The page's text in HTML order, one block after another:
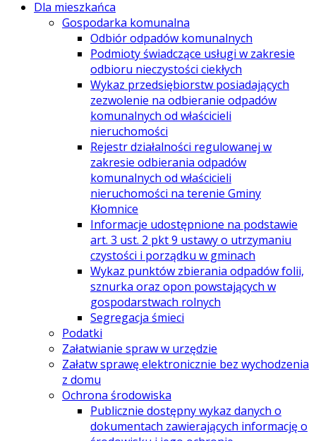
Dla mieszkańca
Gospodarka komunalna
Odbiór odpadów komunalnych
Podmioty świadczące usługi w zakresie
odbioru nieczystości ciekłych
Wykaz przedsiębiorstw posiadających
zezwolenie na odbieranie odpadów
komunalnych od właścicieli
nieruchomości
Rejestr działalności regulowanej w
zakresie odbierania odpadów
komunalnych od właścicieli
nieruchomości na terenie Gminy
Kłomnice
Informacje udostępnione na podstawie
art. 3 ust. 2 pkt 9 ustawy o utrzymaniu
czystości i porządku w gminach
Wykaz punktów zbierania odpadów folii,
sznurka oraz opon powstających w
gospodarstwach rolnych
Segregacja śmieci
Podatki
Załatwianie spraw w urzędzie
Załatw sprawę elektronicznie bez wychodzenia
z domu
Ochrona środowiska
Publicznie dostępny wykaz danych o
dokumentach zawierających informację o